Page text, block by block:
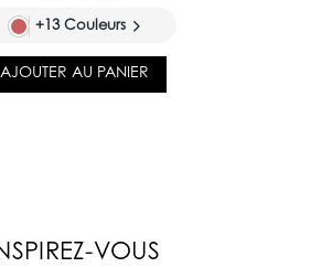
+13 Couleurs
AJOUTER AU PANIER
VOUS